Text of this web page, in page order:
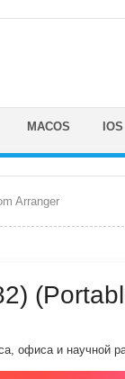
MACOS IOS
Arranger
офиса и научной